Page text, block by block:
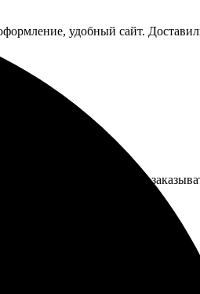
удобный сайт.
процесс понятный. Буду